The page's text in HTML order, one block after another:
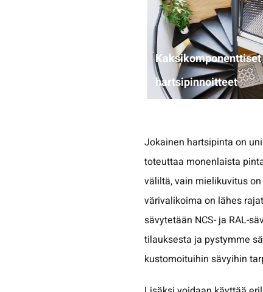
Kaksikomponenttiset
hartsipinnoitteet
Jokainen hartsipinta on
toteuttaa monenlaista
väliltä, vain mielikuvitus
värivalikoima on lähes
sävytetään NCS- ja RAL-
tilauksesta ja pystymme
kustomoituihin sävyihin